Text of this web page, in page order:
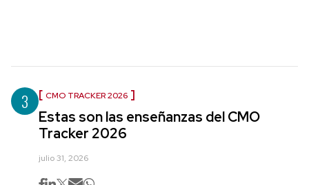
3 CMO TRACKER 2026
Estas son las enseñanzas del CMO
Tracker 2026
julio 31, 2026